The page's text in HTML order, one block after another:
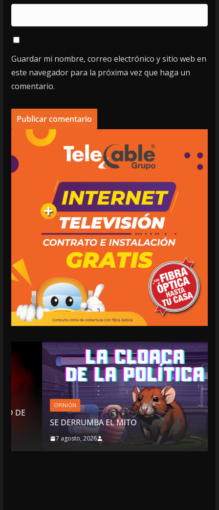
Guardar mi nombre, correo electrónico y sitio web en
este navegador para la próxima vez que haga un
comentario.
SE DERRUMBA EL MITO
7 agosto, 2026